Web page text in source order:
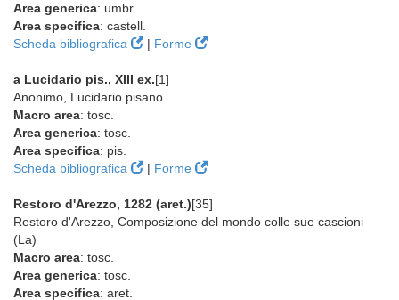
Area generica: umbr.
Area specifica: castell.
Scheda bibliografica
| Forme
a Lucidario pis., XIII ex.[1]
Anonimo, Lucidario pisano
Macro area: tosc.
Area generica: tosc.
Area specifica: pis.
Scheda bibliografica
| Forme
Restoro d'Arezzo, 1282 (aret.)[35]
Restoro d'Arezzo, Composizione del mondo colle sue cascioni
(La)
Macro area: tosc.
Area generica: tosc.
Area specifica: aret.